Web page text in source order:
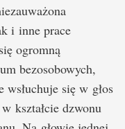
i inne prace
ogromną
bezosobowych,
się w głos
kształcie dzwonu